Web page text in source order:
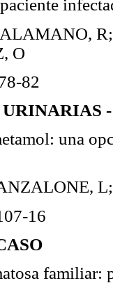
O
82
una
16
familiar: